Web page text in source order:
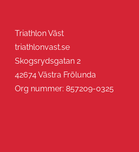
Triathlon Väst
triathlonvast.se
Skogsrydsgatan 2
42674 Västra Frölunda
Org nummer: 857209-0325